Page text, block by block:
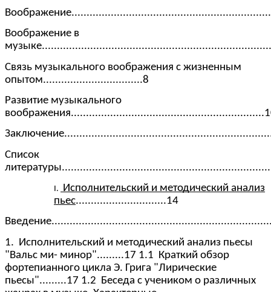
Воображение в
Связь музыкального воображения с жизненным
опытом.................................8
Развитие музыкального
Список
Исполнительский и методический анализ
пьес..............................14
1. Исполнительский и методический анализ пьесы
"Вальс ми- минор".........17 1.1 Краткий обзор
фортепианного цикла Э. Грига "Лирические
пьесы".........17 1.2
Беседа с учеником о различных